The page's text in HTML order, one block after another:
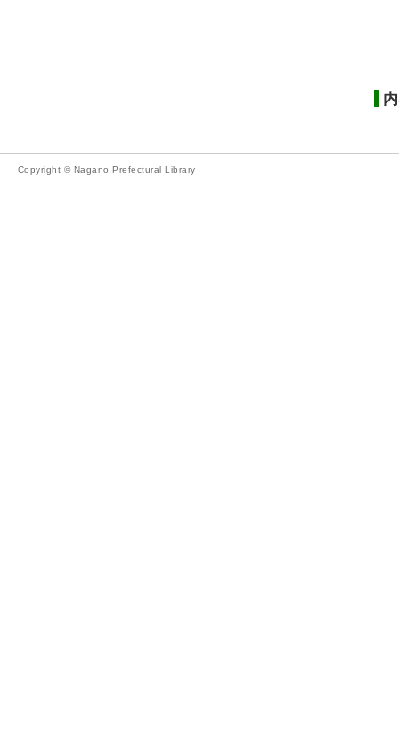
Copyright © Nagano Prefectural Library